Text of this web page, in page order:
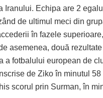
Iranului. Echipa are 2
de ultimul meci din
în fazele
asemenea, două
a fotbalului european de
de Ziko în minutul
scorul prin Surman, în